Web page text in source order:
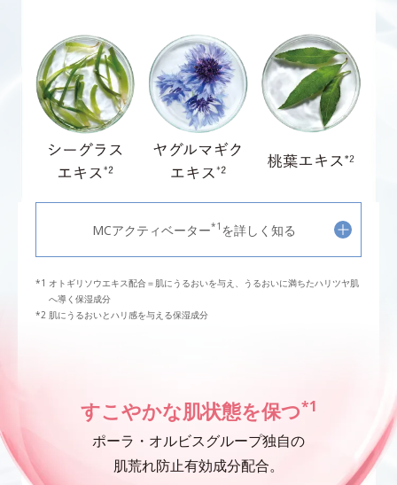
MCアクティベーター*1 を詳しく知る
オトギリソウエキス配合＝肌にうるおいを与え、うるおいに満ちたハリツヤ肌
へ導く保湿成分
肌にうるおいとハリ感を与える保湿成分
すこやかな肌状態を保つ*1
ポーラ・オルビスグループ独自の
肌荒れ防止有効成分配合。